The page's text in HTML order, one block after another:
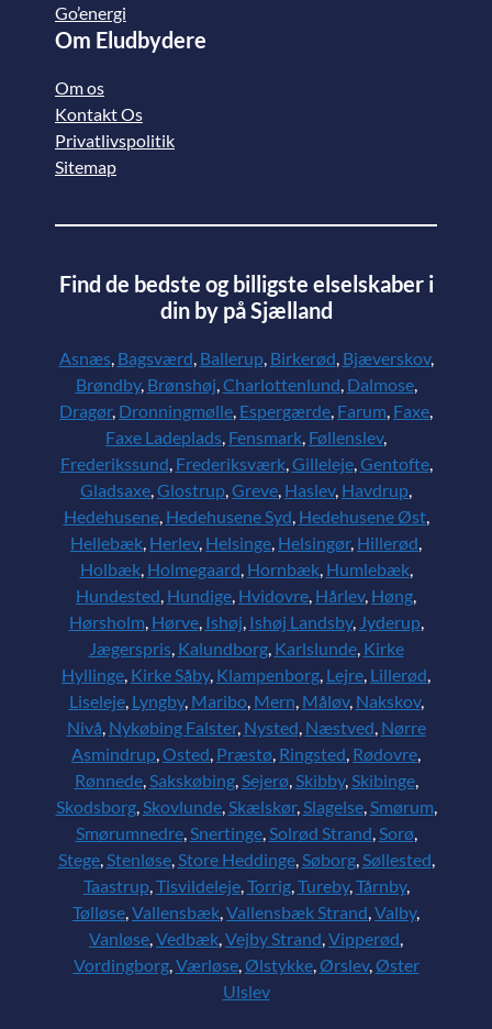
Go’energi
Om Eludbydere
Om os
Kontakt Os
Privatlivspolitik
Sitemap
Find de bedste og billigste elselskaber i
din by på Sjælland
Asnæs, Bagsværd Ballerup, Birkerød Bjæverskov,
Brøndby, Brønshøj Charlottenlund Dalmose,
Dragør, Dronningmølle Espergærde Farum Faxe
Faxe Ladeplads Fensmark Føllenslev,
Frederikssund Frederiksværk, Gilleleje, Gentofte,
Gladsaxe Glostrup Greve Haslev, Havdrup
Hedehusene, Hedehusene Syd Hedehusene Øst,
Hellebæk Herlev, Helsinge Helsingør, Hillerød
Holbæk, Holmegaard Hornbæk, Humlebæk,
Hundested Hundige Hvidovre Hårlev, Høng
Hørsholm Hørve, Ishøj Ishøj Landsby, Jyderup,
Jægerspris, Kalundborg, Karlslunde, Kirke
Hyllinge Kirke Såby, Klampenborg Lejre Lillerød
Liseleje, Lyngby, Maribo, Mern Måløv, Nakskov,
Nivå Nykøbing Falster, Nysted Næstved Nørre
Asmindrup Osted Præstø Ringsted Rødovre
Rønnede, Sakskøbing, Sejerø, Skibby, Skibinge,
Skodsborg, Skovlunde, Skælskør, Slagelse, Smørum
Smørumnedre, Snertinge, Solrød Strand Sorø,
Stege, Stenløse, Store Heddinge, Søborg, Søllested
Taastrup, Tisvildeleje, Torrig, Tureby, Tårnby,
Tølløse Vallensbæk Vallensbæk Strand Valby,
Vanløse Vedbæk Vejby Strand Vipperød
Vordingborg, Værløse, Ølstykke, Ørslev, Øster
Ulslev